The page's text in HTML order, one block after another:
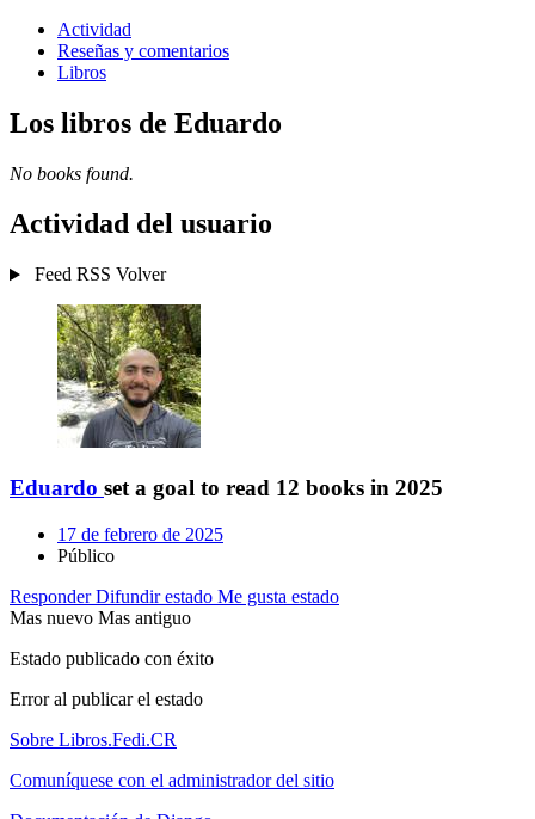
Actividad
Reseñas y comentarios
Libros
Los libros de Eduardo
No books found.
Actividad del usuario
Feed RSS Volver
Eduardo set a goal to read 12 books in 2025
17 de febrero de 2025
Público
Responder Difundir estado Me gusta estado
Mas nuevo Mas antiguo
Estado publicado con éxito
Error al publicar el estado
Sobre Libros.Fedi.CR
Comuníquese con el administrador del sitio